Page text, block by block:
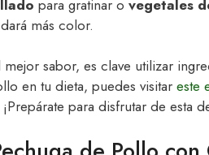
para gratinar o vegetales
más color.
sabor, es clave utilizar
en tu dieta, puedes visitar este
para disfrutar de esta